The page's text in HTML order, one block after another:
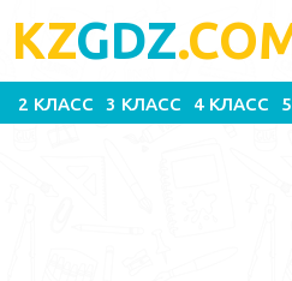
KZGDZ
2 КЛАСС 3 КЛАСС 4 КЛАСС